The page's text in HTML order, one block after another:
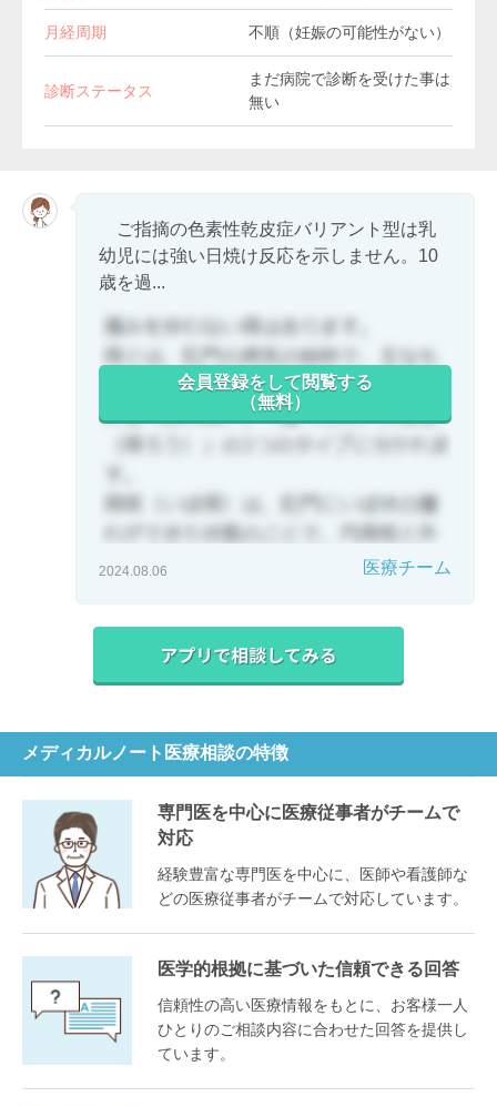
月経周期 不順（妊娠の可能性がない）
診断ステータス
まだ病院で診断を受けた事は
無い
ご指摘の色素性乾皮症バリアント型は乳
幼児には強い日焼け反応を示しません。10
歳を過...
会員登録をして閲覧する
（無料）
2024.08.06 医療チーム
メディカルノート医療相談の特徴
専門医を中心に医療従事者がチームで
対応
経験豊富な専門医を中心に、医師や看護師な
どの医療従事者がチームで対応しています。
医学的根拠に基づいた信頼できる回答
信頼性の高い医療情報をもとに、お客様一人
ひとりのご相談内容に合わせた回答を提供し
ています。